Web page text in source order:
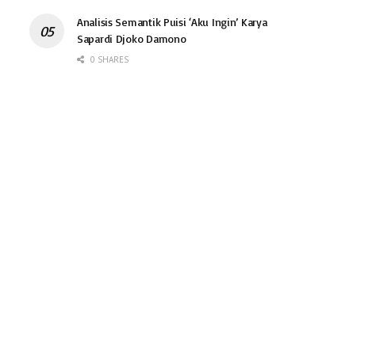
Analisis Semantik Puisi ‘Aku Ingin’ Karya
Sapardi Djoko Damono
0 SHARES